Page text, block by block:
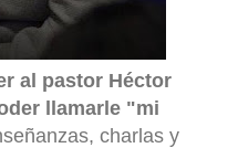
al pastor Héctor
llamarle "mi
charlas y